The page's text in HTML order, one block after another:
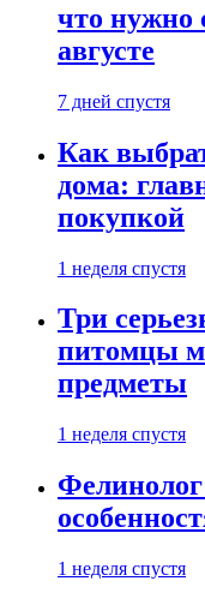
что нужно
августе
7 дней спустя
Как
дома:
покупкой
1 неделя спустя
Три
питомцы
предметы
1 неделя спустя
Фелинолог
1 неделя спустя